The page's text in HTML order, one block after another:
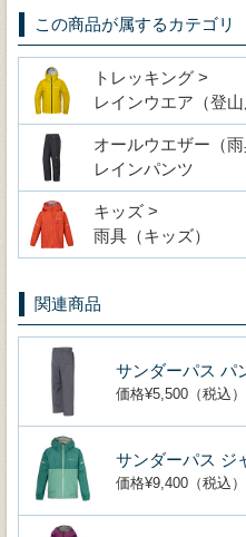
この商品が属するカテゴリ
トレッキング >
レインウエア（登山
オールウエザー（
レインパンツ
キッズ >
雨具（キッズ）
関連商品
サンダーパス パ
価格¥5,500（税込）
サンダーパス ジ
価格¥9,400（税込）